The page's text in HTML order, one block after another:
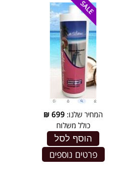
המחיר שלנו: 699
₪
כולל משלוח
הוסף לסל
פרטים נוספים